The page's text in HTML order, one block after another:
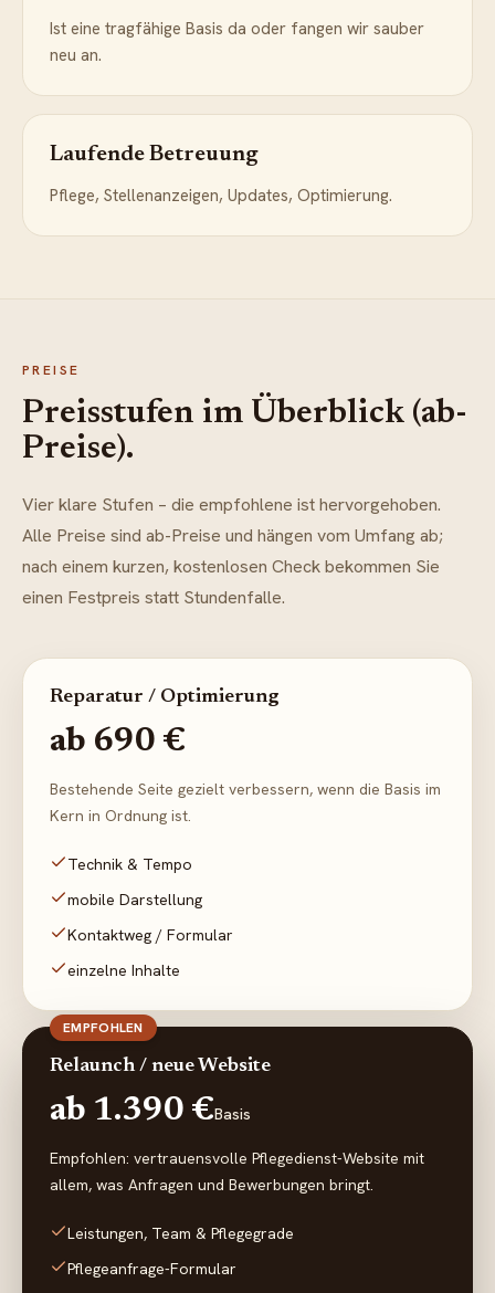
Ist eine tragfähige Basis da oder fangen wir sauber
neu an.
Laufende Betreuung
Pflege, Stellenanzeigen, Updates, Optimierung.
PREISE
Preisstufen im Überblick (ab-
Preise).
Vier klare Stufen – die empfohlene ist hervorgehoben.
Alle Preise sind ab-Preise und hängen vom Umfang ab;
nach einem kurzen, kostenlosen Check bekommen Sie
einen Festpreis statt Stundenfalle.
Reparatur / Optimierung
ab 690 €
Bestehende Seite gezielt verbessern, wenn die Basis im
Kern in Ordnung ist.
Technik & Tempo
mobile Darstellung
Kontaktweg / Formular
einzelne Inhalte
EMPFOHLEN
Relaunch / neue Website
ab 1.390 €Basis
Empfohlen: vertrauensvolle Pflegedienst-Website mit
allem, was Anfragen und Bewerbungen bringt.
Leistungen, Team & Pflegegrade
Pflegeanfrage-Formular